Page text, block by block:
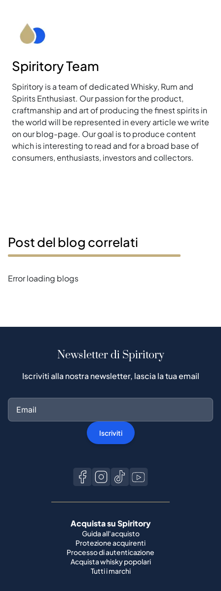
Spiritory Team
Spiritory is a team of dedicated Whisky, Rum and
Spirits Enthusiast. Our passion for the product,
craftmanship and art of producing the finest spirits in
the world will be represented in every article we write
on our blog-page. Our goal is to produce content
which is interesting to read and for a broad base of
consumers, enthusiasts, investors and collectors.
Post del blog correlati
Error loading blogs
Newsletter di Spiritory
Iscriviti alla nostra newsletter, lascia la tua email
Iscriviti
Acquista su Spiritory
Guida all'acquisto
Protezione acquirenti
Processo di autenticazione
Acquista whisky popolari
Tutti i marchi